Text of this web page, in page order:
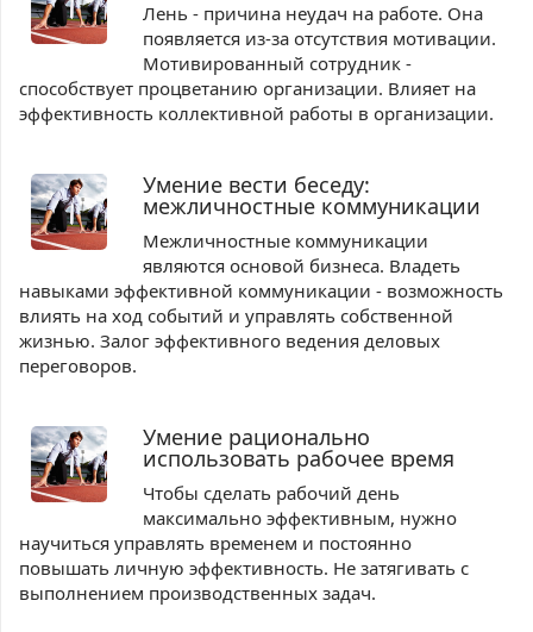
Лень - причина неудач на работе. Она
появляется из-за отсутствия мотивации.
Мотивированный сотрудник -
способствует процветанию организации. Влияет на
эффективность коллективной работы в организации.
Умение вести беседу:
межличностные коммуникации
Межличностные коммуникации
являются основой бизнеса. Владеть
навыками эффективной коммуникации - возможность
влиять на ход событий и управлять собственной
жизнью. Залог эффективного ведения деловых
переговоров.
Умение рационально
использовать рабочее время
Чтобы сделать рабочий день
максимально эффективным, нужно
научиться управлять временем и постоянно
повышать личную эффективность. Не затягивать с
выполнением производственных задач.